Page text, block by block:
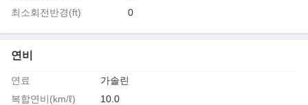
최소회전반경(ft)
0
연비
연료
가솔린
복합연비(km/ℓ)
10.0